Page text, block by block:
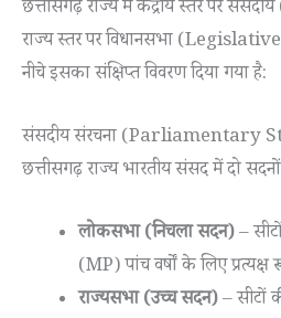
छत्तीसगढ़ राज्य में केंद्रीय स्तर पर
राज्य स्तर पर विधानसभा
नीचे इसका संक्षिप्त विवरण दिया गया है:
संसदीय संरचना (Parliamentary
छत्तीसगढ़ राज्य भारतीय संसद में दो सदनों
लोकसभा (निचला सदन)–
(MP) पांच वर्षों के लिए
राज्यसभा (उच्च सदन)– सीटों